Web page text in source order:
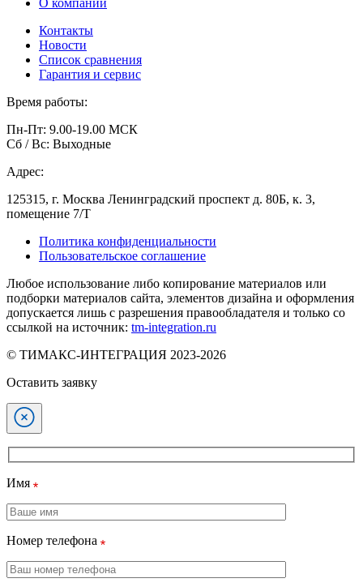
О компании
Контакты
Новости
Список сравнения
Гарантия и сервис
Время работы:
Пн-Пт: 9.00-19.00 МСК
Сб / Вс: Выходные
Адрес:
125315, г. Москва Ленинградский проспект д. 80Б, к. 3,
помещение 7/Т
Политика конфиденциальности
Пользовательское соглашение
Любое использование либо копирование материалов или
подборки материалов сайта, элементов дизайна и оформления
допускается лишь с разрешения правообладателя и только со
ссылкой на источник: tm-integration.ru
© ТИМАКС-ИНТЕГРАЦИЯ 2023-2026
Оставить заявку
Имя
Номер телефона